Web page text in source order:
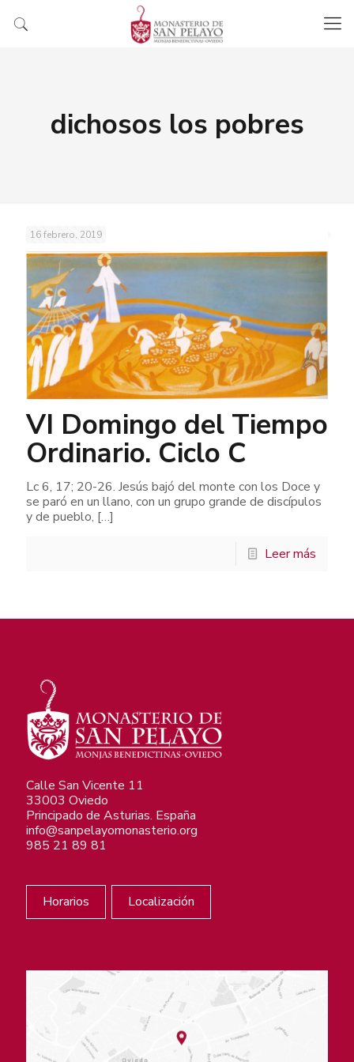
dichosos los pobres
16 febrero, 2019
VI Domingo del Tiempo
Ordinario. Ciclo C
Lc 6, 17; 20-26. Jesús bajó del monte con los Doce y
se paró en un llano, con un grupo grande de discípulos
y de pueblo, […]
Leer más
Calle San Vicente 11
33003 Oviedo
Principado de Asturias. España
info@sanpelayomonasterio.org
985 21 89 81
Horarios Localización